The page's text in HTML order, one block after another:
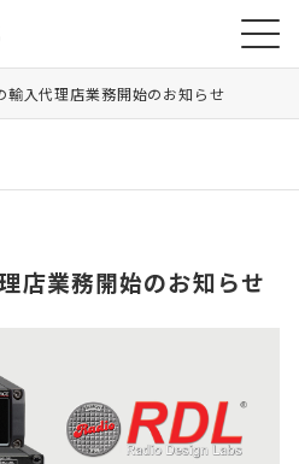
輸入代理店業務開始のお知らせ
店業務開始のお知らせ